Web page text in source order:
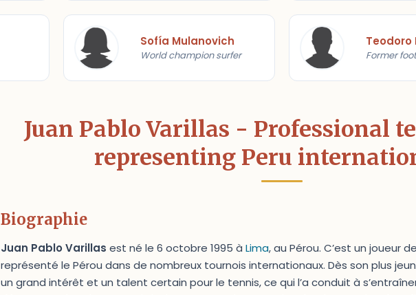
Sofía Mulanovich
World champion surfer
Teodoro
Former
Juan Pablo Varillas - Professional
representing Peru
Biographie
Juan Pablo Varillas est né le 6 octobre 1995 à Lima, au Pérou. C’est un joueur
représenté le Pérou dans de nombreux tournois internationaux. Dès son plus
un grand intérêt et un talent certain pour le tennis, ce qui l’a conduit à